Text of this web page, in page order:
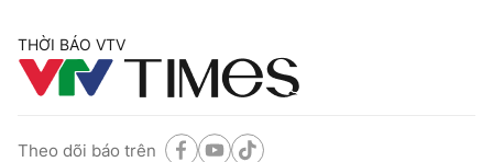
THỜI BÁO VTV
Theo dõi báo trên